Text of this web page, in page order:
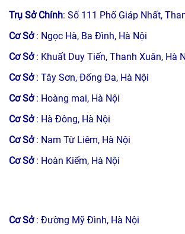
Trụ Sở Chính: Số 111 Phố Giáp Nhất,
Cơ Sở : Ngọc Hà, Ba Đình, Hà Nội
Cơ Sở : Khuất Duy Tiến, Thanh Xuân, Hà
Cơ Sở : Tây Sơn, Đống Đa, Hà Nội
Cơ Sở: Hoàng mai, Hà Nội
Cơ Sở : Hà Đông, Hà Nội
Cơ Sở : Nam Từ Liêm, Hà Nội
Cơ Sở : Hoàn Kiếm, Hà Nội
Cơ Sở : Đường Mỹ Đình, Hà Nội